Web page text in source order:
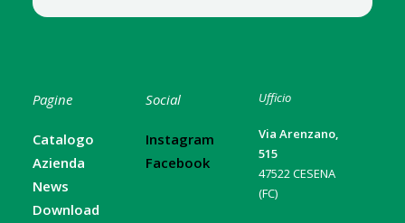
Pagine
Catalogo
Azienda
News
Download
Social
Instagram
Facebook
Ufficio
Via Arenzano,
515
47522 CESENA
(FC)